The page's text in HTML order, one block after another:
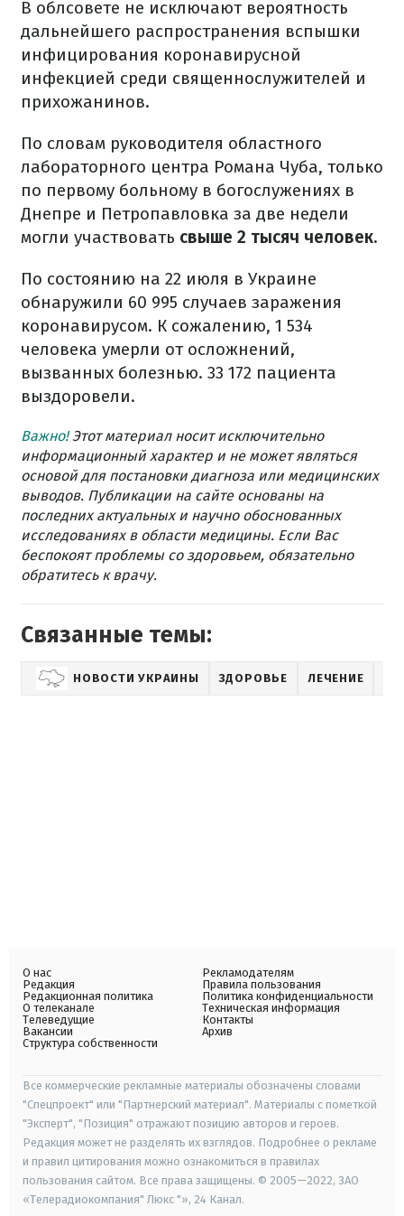
В облсовете не исключают вероятность
дальнейшего распространения вспышки
инфицирования коронавирусной
инфекцией среди священнослужителей и
прихожанинов.
По словам руководителя областного
лабораторного центра Романа Чуба, только
по первому больному в богослужениях в
Днепре и Петропавловка за две недели
могли участвовать свыше 2 тысяч человек.
По состоянию на 22 июля в Украине
обнаружили 60 995 случаев заражения
коронавирусом. К сожалению, 1 534
человека умерли от осложнений,
вызванных болезнью. 33 172 пациента
выздоровели.
Важно!Этот материал носит исключительно
информационный характер и не может являться
основой для постановки диагноза или медицинских
выводов. Публикации на сайте основаны на
последних актуальных и научно обоснованных
исследованиях в области медицины. Если Вас
беспокоят проблемы со здоровьем, обязательно
обратитесь к врачу.
Связанные темы:
НОВОСТИ УКРАИНЫ ЗДОРОВЬЕ ЛЕЧЕНИЕ
О нас
Редакция
Редакционная политика
О телеканале
Телеведущие
Вакансии
Структура собственности
Рекламодателям
Правила пользования
Политика конфиденциальности
Техническая информация
Контакты
Архив
Все коммерческие рекламные материалы обозначены словами
"Спецпроект" или "Партнерский материал". Материалы с пометкой
"Эксперт", "Позиция" отражают позицию авторов и героев.
Редакция может не разделять их взглядов. Подробнее о рекламе
и правил цитирования можно ознакомиться в правилах
пользования сайтом. Все права защищены. © 2005—2022, ЗАО
«Телерадиокомпания" Люкс "», 24 Канал.